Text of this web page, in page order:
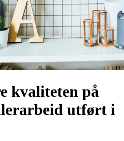
kvaliteten på
utført i